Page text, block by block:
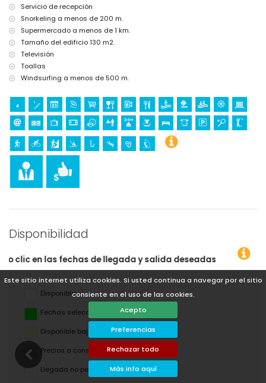
Este sitio internet utiliza cookies. Si usted continua a navegar por el sitio
consiente en el uso de las cookies.
Acepto
Preferencias
Rechazar todo
Más info aquí
Servicio de recepción
Snorkeling a menos de 200 m.
Supermercado a menos de 1 km.
Tamaño del edificio 130 m2.
Televisión
Toallas
Windsurfing a menos de 500 m.
Disponibilidad
deseadas!
Disponible
Fechas seleccionadas
Disponible bajo petición
Precios a consultar
Llegada no permitida